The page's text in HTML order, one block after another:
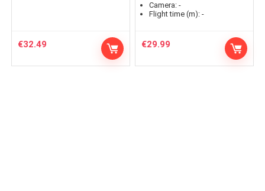
€32.49
Camera: -
Flight time (m): -
€29.99